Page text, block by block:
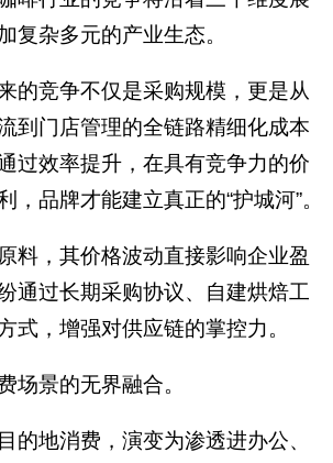
复杂多元的产业生态。
的竞争不仅是采购规模，更是从
到门店管理的全链路精细化成本
过效率提升，在具有竞争力的价
，品牌才能建立真正的“护城河”。
料，其价格波动直接影响企业盈
通过长期采购协议、自建烘焙工
式，增强对供应链的掌控力。
场景的无界融合。
的地消费，演变为渗透进办公、